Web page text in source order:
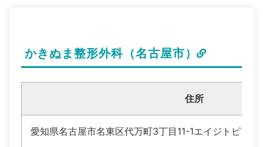
かきぬま整形外科（名古屋市）
住所
愛知県名古屋市名東区代万町3丁目11-1エイジトピア